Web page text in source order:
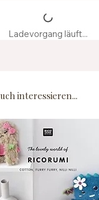
Ladevorgang läuft...
interessieren...